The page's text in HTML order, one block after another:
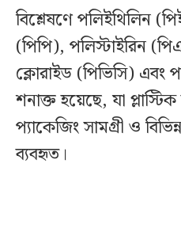
বিশ্লেষণে পলিইথিলিন
(পিপি), পলিস্টাইরিন
ক্লোরাইড (পিভিসি) এবং
শনাক্ত হয়েছে, যা
প্যাকেজিং সামগ্রী ও
ব্যবহৃত।